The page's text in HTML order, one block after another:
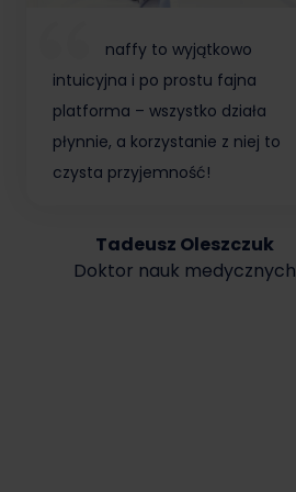
naffy to wyjątkowo
intuicyjna i po prostu fajna
platforma – wszystko działa
płynnie, a korzystanie z niej to
czysta przyjemność!
Tadeusz Oleszczuk
Doktor nauk medycznych